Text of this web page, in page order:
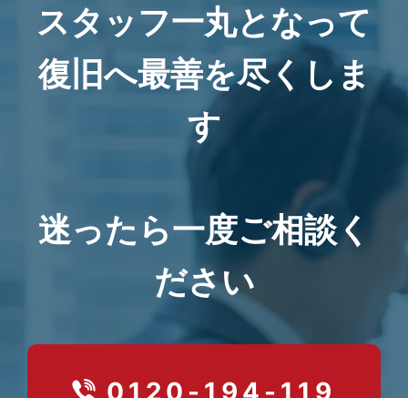
スタッフ一丸となって
復旧へ最善を尽くしま
す
迷ったら一度ご相談く
ださい
0120-194-119